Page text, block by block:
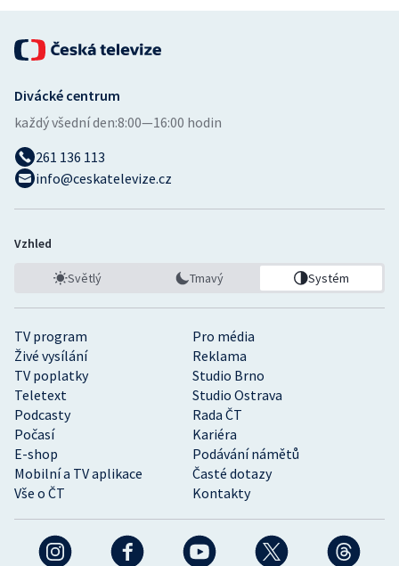
TV program
Pro média
Živé vysílání
Reklama
TV poplatky
Studio Brno
Teletext
Studio Ostrava
Podcasty
Rada ČT
Počasí
Kariéra
E-shop
Podávání námětů
Mobilní a TV aplikace
Časté dotazy
Vše o ČT
Kontakty
Divácké centrum
každý všední den:8:00—16:00 hodin
261 136 113
info@ceskatelevize.cz
Vzhled
Světlý Tmavý Systém